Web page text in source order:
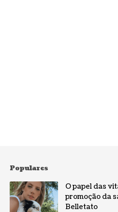
Populares
O papel das
promoção da
Belletato